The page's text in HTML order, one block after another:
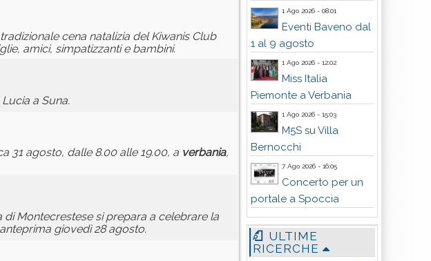
cena natalizia del Kiwanis Club
amici, simpatizzanti e bambini.
a Suna.
31 agosto, dalle 8.00 alle 19.00, a verbania,
di Montecrestese si prepara a celebrare la
giovedì 28 agosto.
1 Ago 2026 - 08:01
Eventi Baveno dal
1 al 9 agosto
1 Ago 2026 - 12:02
Miss Italia
Piemonte a Verbania
1 Ago 2026 - 15:03
M5S su Villa
Bernocchi
7 Ago 2026 - 16:05
Concerto per un
portale a Spoccia
ULTIME
RICERCHE